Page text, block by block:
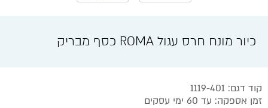
כיור מונח חרס עגול ROMA כסף מבריק
קוד דגם: 1119-401
זמן אספקה: עד 60 ימי עסקים